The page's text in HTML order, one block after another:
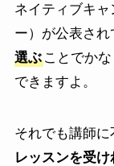
ネイティブキャ
ー）が公表され
選ぶことでか
できますよ。
それでも講師に
レッスンを受